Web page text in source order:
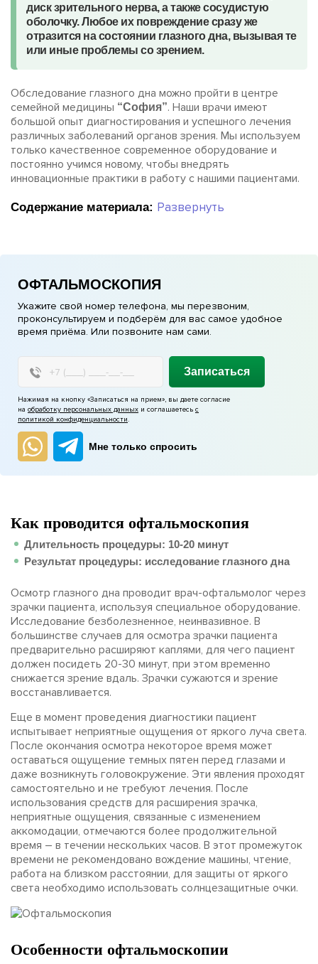
диск зрительного нерва, а также сосудистую
оболочку. Любое их повреждение сразу же
отразится на состоянии глазного дна, вызывая те
или иные проблемы со зрением.
Обследование глазного дна можно пройти в центре
семейной медицины “София”. Наши врачи имеют
большой опыт диагностирования и успешного лечения
различных заболеваний органов зрения. Мы используем
только качественное современное оборудование и
постоянно учимся новому, чтобы внедрять
инновационные практики в работу с нашими пациентами.
Содержание материала: Развернуть
ОФТАЛЬМОСКОПИЯ
Укажите свой номер телефона, мы перезвоним,
проконсультируем и подберём для вас самое удобное
время приёма. Или позвоните нам сами.
Записаться
Мне только спросить
Нажимая на кнопку «Записаться на прием», вы даете согласие
на обработку персональных данных и соглашаетесь с
политикой конфиденциальности.
Как проводится офтальмоскопия
Длительность процедуры: 10-20 минут
Результат процедуры: исследование глазного дна
Осмотр глазного дна проводит врач-офтальмолог через
зрачки пациента, используя специальное оборудование.
Исследование безболезненное, неинвазивное. В
большинстве случаев для осмотра зрачки пациента
предварительно расширяют каплями, для чего пациент
должен посидеть 20-30 минут, при этом временно
снижается зрение вдаль. Зрачки сужаются и зрение
восстанавливается.
Еще в момент проведения диагностики пациент
испытывает неприятные ощущения от яркого луча света.
После окончания осмотра некоторое время может
оставаться ощущение темных пятен перед глазами и
даже возникнуть головокружение. Эти явления проходят
самостоятельно и не требуют лечения. После
использования средств для расширения зрачка,
неприятные ощущения, связанные с изменением
аккомодации, отмечаются более продолжительной
время – в течении нескольких часов. В этот промежуток
времени не рекомендовано вождение машины, чтение,
работа на близком расстоянии, для защиты от яркого
света необходимо использовать солнцезащитные очки.
Особенности офтальмоскопии